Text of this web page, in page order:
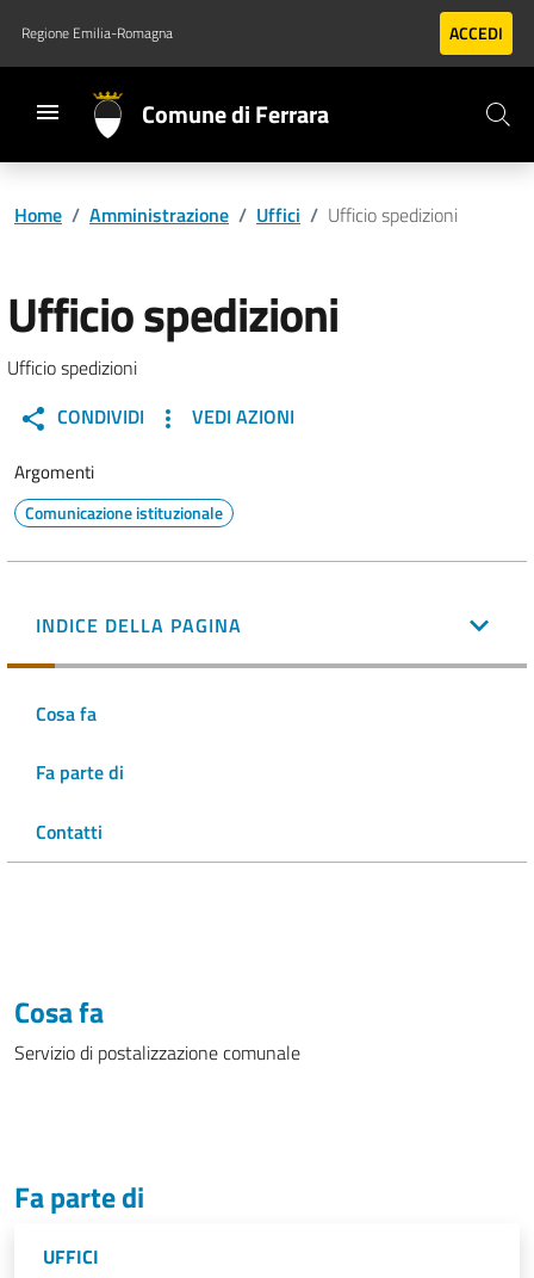
Vai al contenuto principale
Vai al footer
Regione Emilia-Romagna ACCEDI
Comune di Ferrara
Home / Amministrazione / Uffici / Ufficio spedizioni
Ufficio spedizioni
Ufficio spedizioni
CONDIVIDI
VEDI AZIONI
Argomenti
Comunicazione istituzionale
INDICE DELLA PAGINA
Cosa fa
Fa parte di
Contatti
Cosa fa
Servizio di postalizzazione comunale
Fa parte di
UFFICI